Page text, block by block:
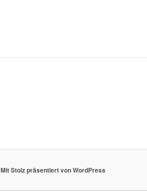
Mit Stolz präsentiert von WordPress